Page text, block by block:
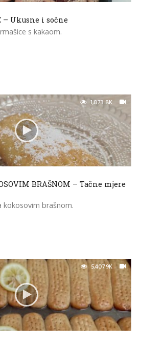
– Ukusne i sočne
s kakaom.
1,073.8K
BRAŠNOM – Tačne mjere
kokosovim brašnom.
5,407.9K